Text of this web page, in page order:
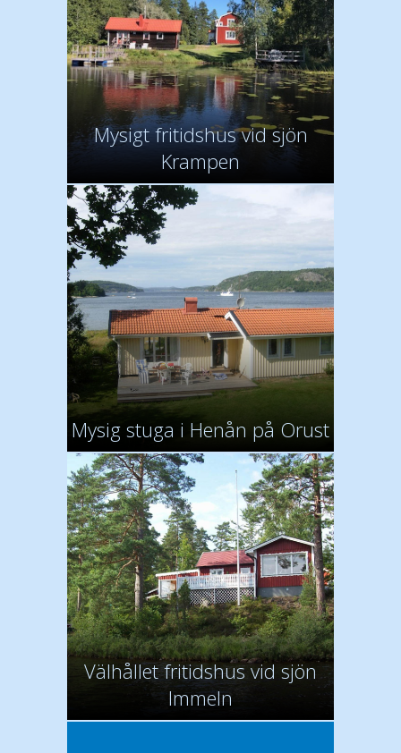
Mysigt fritidshus vid sjön
Krampen
Mysig stuga i Henån på Orust
Välhållet fritidshus vid sjön
Immeln